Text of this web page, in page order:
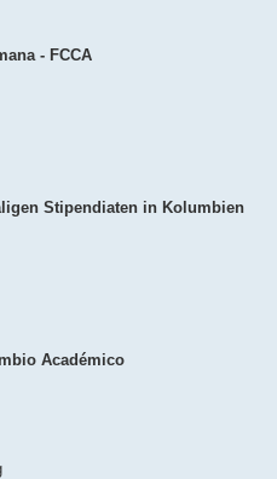
- FCCA
Stipendiaten in Kolumbien
Académico